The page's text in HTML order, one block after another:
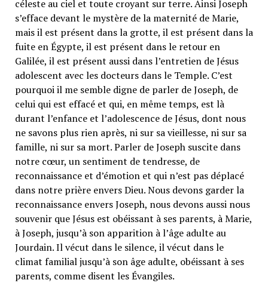
céleste au ciel et toute croyant sur terre. Ainsi Joseph
s’efface devant le mystère de la maternité de Marie,
mais il est présent dans la grotte, il est présent dans la
fuite en Égypte, il est présent dans le retour en
Galilée, il est présent aussi dans l’entretien de Jésus
adolescent avec les docteurs dans le Temple. C’est
pourquoi il me semble digne de parler de Joseph, de
celui qui est effacé et qui, en même temps, est là
durant l’enfance et l’adolescence de Jésus, dont nous
ne savons plus rien après, ni sur sa vieillesse, ni sur sa
famille, ni sur sa mort. Parler de Joseph suscite dans
notre cœur, un sentiment de tendresse, de
reconnaissance et d’émotion et qui n’est pas déplacé
dans notre prière envers Dieu. Nous devons garder la
reconnaissance envers Joseph, nous devons aussi nous
souvenir que Jésus est obéissant à ses parents, à Marie,
à Joseph, jusqu’à son apparition à l’âge adulte au
Jourdain. Il vécut dans le silence, il vécut dans le
climat familial jusqu’à son âge adulte, obéissant à ses
parents, comme disent les Évangiles.